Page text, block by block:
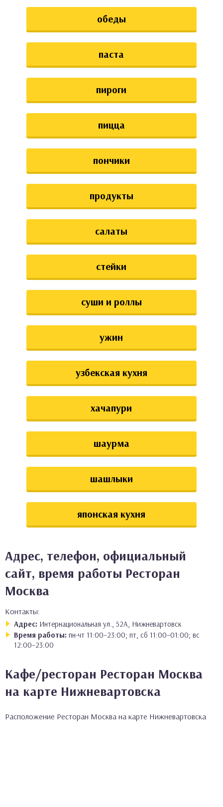
обеды
паста
пироги
пицца
пончики
продукты
салаты
стейки
суши и роллы
ужин
узбекская кухня
хачапури
шаурма
шашлыки
японская кухня
Адрес, телефон, официальный
сайт, время работы Ресторан
Москва
Контакты:
Адрес: Интернациональная ул., 52А, Нижневартовск
Время работы: пн-чт 11:00–23:00; пт, сб 11:00–01:00; вс
12:00–23:00
Кафе/ресторан Ресторан Москва
на карте Нижневартовска
Расположение Ресторан Москва на карте Нижневартовска